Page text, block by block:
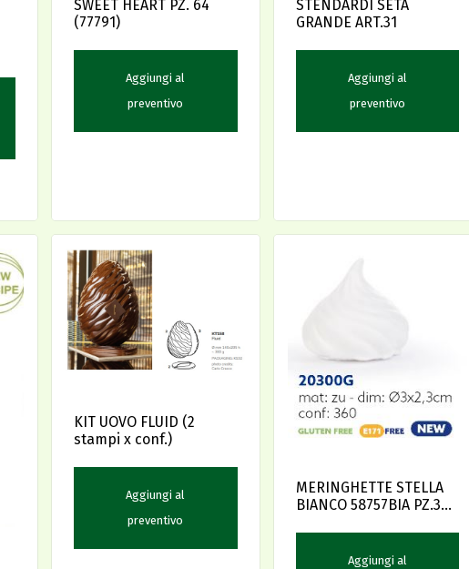
SWEET HEART PZ. 64
(77791)
Aggiungi al
preventivo
STENDARDI SETA
GRANDE ART.31
Aggiungi al
preventivo
KIT UOVO FLUID (2
stampi x conf.)
Aggiungi al
preventivo
MERINGHETTE STELLA
BIANCO 58757BIA PZ.360
Aggiungi al